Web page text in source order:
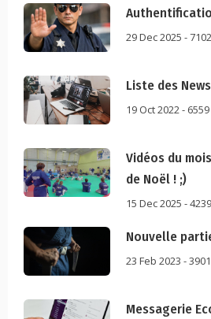
29 Dec 2025 -
Liste des News
19 Oct 2022 -
Vidéos du
de Noël ! ;)
15 Dec 2025 -
Nouvelle
23 Feb 2023 -
Messagerie